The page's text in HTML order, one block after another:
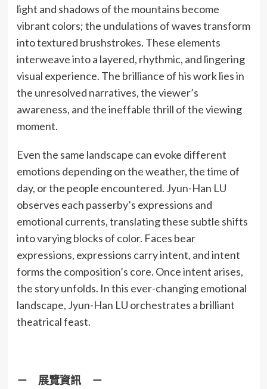
light and shadows of the mountains become
vibrant colors; the undulations of waves transform
into textured brushstrokes. These elements
interweave into a layered, rhythmic, and lingering
visual experience. The brilliance of his work lies in
the unresolved narratives, the viewer’s
awareness, and the ineffable thrill of the viewing
moment.
Even the same landscape can evoke different
emotions depending on the weather, the time of
day, or the people encountered. Jyun-Han LU
observes each passerby’s expressions and
emotional currents, translating these subtle shifts
into varying blocks of color. Faces bear
expressions, expressions carry intent, and intent
forms the composition’s core. Once intent arises,
the story unfolds. In this ever-changing emotional
landscape, Jyun-Han LU orchestrates a brilliant
theatrical feast.
－ 展覽資訊 －